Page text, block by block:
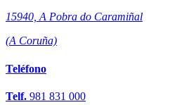
15940, A Pobra do Caramiñal
(A Coruña)
Teléfono
Telf. 981 831 000